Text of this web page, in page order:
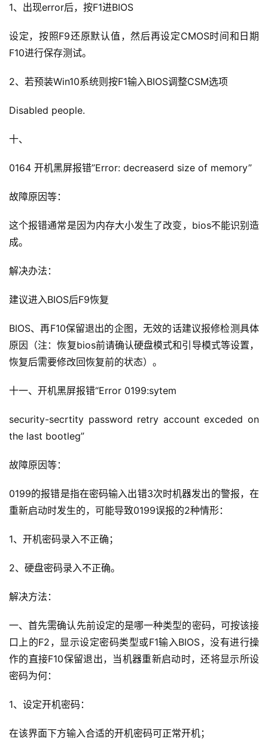
1、出现error后，按F1进BIOS
设定，按照F9还原默认值，然后再设定CMOS时间和日期
F10进行保存测试。
2、若预装Win10系统则按F1输入BIOS调整CSM选项
Disabled people.
十、
0164 开机黑屏报错”Error: decreaserd size of memory”
故障原因等：
这个报错通常是因为内存大小发生了改变，bios不能识别造
成。
解决办法：
建议进入BIOS后F9恢复
BIOS、再F10保留退出的企图，无效的话建议报修检测具体
原因（注：恢复bios前请确认硬盘模式和引导模式等设置，
恢复后需要修改回恢复前的状态）。
十一、开机黑屏报错“Error 0199:sytem
security-secrtity password retry account exceded on
the last bootleg”
故障原因等：
0199的报错是指在密码输入出错3次时机器发出的警报，在
重新启动时发生的，可能导致0199误报的2种情形：
1、开机密码录入不正确；
2、硬盘密码录入不正确。
解决方法：
一、首先需确认先前设定的是哪一种类型的密码，可按该接
口上的F2，显示设定密码类型或F1输入BIOS，没有进行操
作的直接F10保留退出，当机器重新启动时，还将显示所设
密码为何：
1、设定开机密码：
在该界面下方输入合适的开机密码可正常开机；